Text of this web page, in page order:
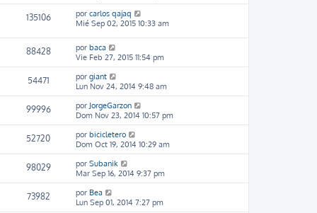
135106 por carlos qajaq
Mié Sep 02, 2015 10:33 am
88428 por baca
Vie Feb 27, 2015 11:54 pm
54471 por giant
Lun Nov 24, 2014 9:48 am
99996 por JorgeGarzon
Dom Nov 23, 2014 10:57 pm
52720 por bicicletero
Dom Oct 19, 2014 10:29 am
98029 por Subanik
Mar Sep 16, 2014 9:37 pm
73982 por Bea
Lun Sep 01, 2014 7:27 pm